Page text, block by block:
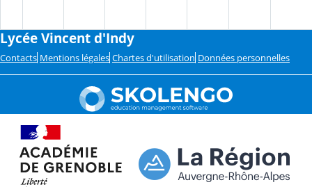
Lycée Vincent d'Indy
Contacts Mentions légales Chartes d'utilisation Données personnelles